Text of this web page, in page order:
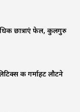
छात्राएं फेल, कुलगुरु
की गर्माहट लौटने